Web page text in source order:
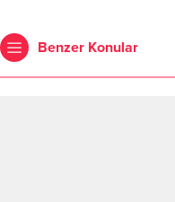
Benzer Konular